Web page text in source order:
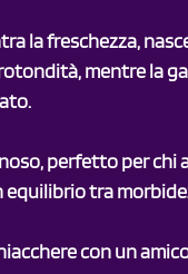
la freschezza,
mentre la
perfetto per chi
equilibrio tra
con un